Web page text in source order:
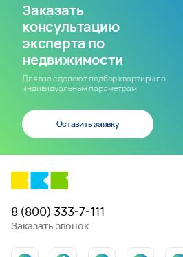
Заказать
консультацию
эксперта по
недвижимости
Для вас сделают подбор квартиры по
индивидуальным параметрам
Оставить заявку
8 (800) 333-7-111
Заказать звонок